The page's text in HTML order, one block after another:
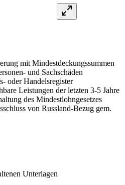
mit Mindestdeckungssummen
und Sachschäden
oder Handelsregister
Leistungen der letzten 3-5 Jahre
des Mindestlohngesetzes
von Russland-Bezug gem.
Unterlagen